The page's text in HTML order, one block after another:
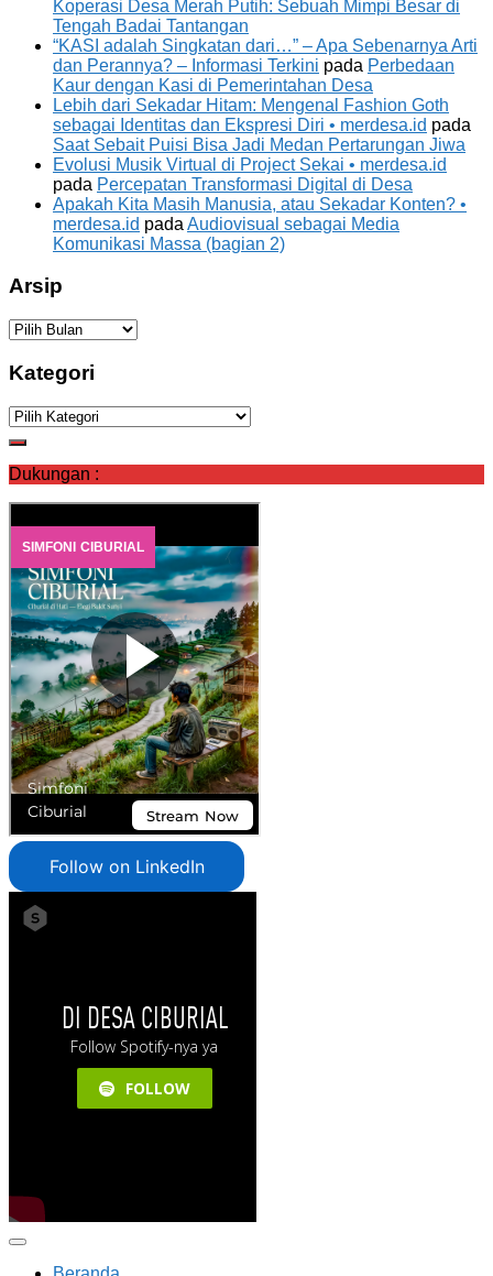
Koperasi Desa Merah Putih: Sebuah Mimpi Besar di
Tengah Badai Tantangan
“KASI adalah Singkatan dari…” – Apa Sebenarnya Arti
dan Perannya? – Informasi Terkini pada Perbedaan
Kaur dengan Kasi di Pemerintahan Desa
Lebih dari Sekadar Hitam: Mengenal Fashion Goth
sebagai Identitas dan Ekspresi Diri • merdesa.id pada
Saat Sebait Puisi Bisa Jadi Medan Pertarungan Jiwa
Evolusi Musik Virtual di Project Sekai • merdesa.id
pada Percepatan Transformasi Digital di Desa
Apakah Kita Masih Manusia, atau Sekadar Konten? •
merdesa.id pada Audiovisual sebagai Media
Komunikasi Massa (bagian 2)
Arsip
Arsip
Kategori
Kategori
Dukungan :
Follow on LinkedIn